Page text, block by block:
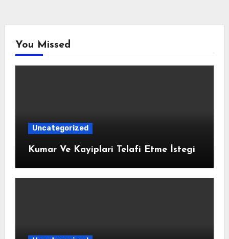
You Missed
Uncategorized
Kumar Ve Kayiplari Telafi Etme İstegi